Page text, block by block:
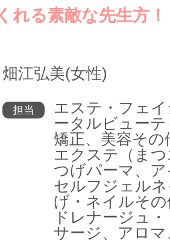
れる素敵な先生方！
畑江弘美(女性)
担当
エステ・フェ
ータルビュー
矯正、美容そ
エクステ（ま
つげパーマ、
セルフジェル
げ・ネイルそ
ドレナージュ
サージ、アロ